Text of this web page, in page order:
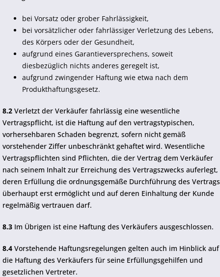
bei Vorsatz oder grober Fahrlässigkeit,
bei vorsätzlicher oder fahrlässiger Verletzung des Lebens,
des Körpers oder der Gesundheit,
aufgrund eines Garantieversprechens, soweit
diesbezüglich nichts anderes geregelt ist,
aufgrund zwingender Haftung wie etwa nach dem
Produkthaftungsgesetz.
8.2 Verletzt der Verkäufer fahrlässig eine wesentliche
Vertragspflicht, ist die Haftung auf den vertragstypischen,
vorhersehbaren Schaden begrenzt, sofern nicht gemäß
vorstehender Ziffer unbeschränkt gehaftet wird. Wesentliche
Vertragspflichten sind Pflichten, die der Vertrag dem Verkäufer
nach seinem Inhalt zur Erreichung des Vertragszwecks auferlegt,
deren Erfüllung die ordnungsgemäße Durchführung des Vertrags
überhaupt erst ermöglicht und auf deren Einhaltung der Kunde
regelmäßig vertrauen darf.
8.3 Im Übrigen ist eine Haftung des Verkäufers ausgeschlossen.
8.4 Vorstehende Haftungsregelungen gelten auch im Hinblick auf
die Haftung des Verkäufers für seine Erfüllungsgehilfen und
gesetzlichen Vertreter.